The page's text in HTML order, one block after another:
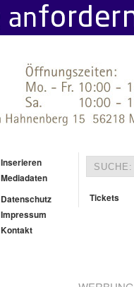
Inserieren
Mediadaten
Datenschutz
Impressum
Kontakt
Tickets